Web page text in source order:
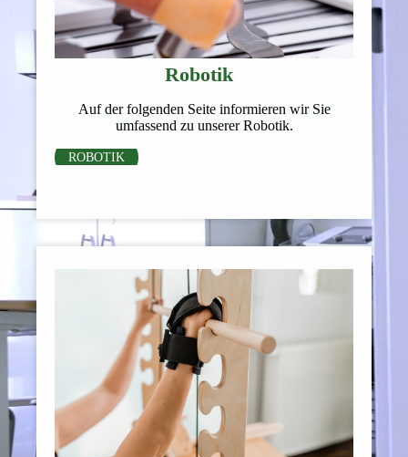
Robotik
Auf der folgenden Seite informieren wir Sie
umfassend zu unserer Robotik.
ROBOTIK